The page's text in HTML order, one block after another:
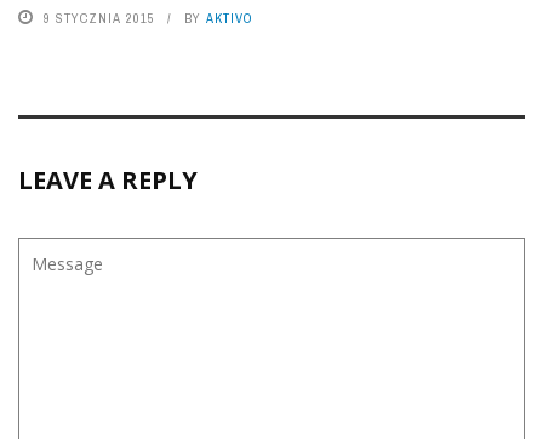
9 STYCZNIA 2015 BY AKTIVO
LEAVE A REPLY